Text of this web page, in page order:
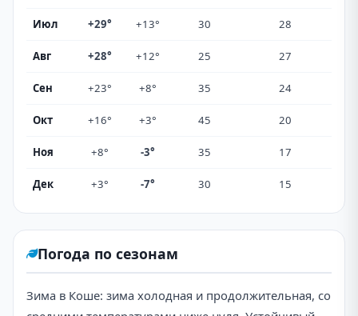
Июл +29° +13° 30 28
Авг +28° +12° 25 27
Сен +23° +8° 35 24
Окт +16° +3° 45 20
Ноя +8° -3° 35 17
Дек +3° -7° 30 15
Погода по сезонам
Зима в Кошe: зима холодная и продолжительная, со